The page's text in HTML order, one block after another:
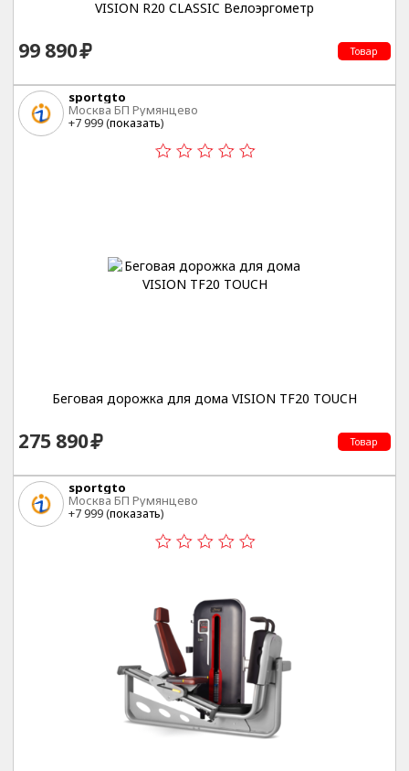
VISION R20 CLASSIC Велоэргометр
99 890 Товар
sportgto
Москва БП Румянцево
+7 999 (показать)
Беговая дорожка для дома VISION TF20 TOUCH
275 890 Товар
sportgto
Москва БП Румянцево
+7 999 (показать)